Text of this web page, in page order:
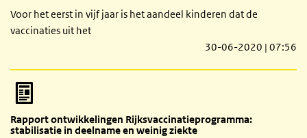
Voor het eerst in vijf jaar is het aandeel kinderen dat de
vaccinaties uit het
30-06-2020 | 07:56
Rapport ontwikkelingen Rijksvaccinatieprogramma:
stabilisatie in deelname en weinig ziekte